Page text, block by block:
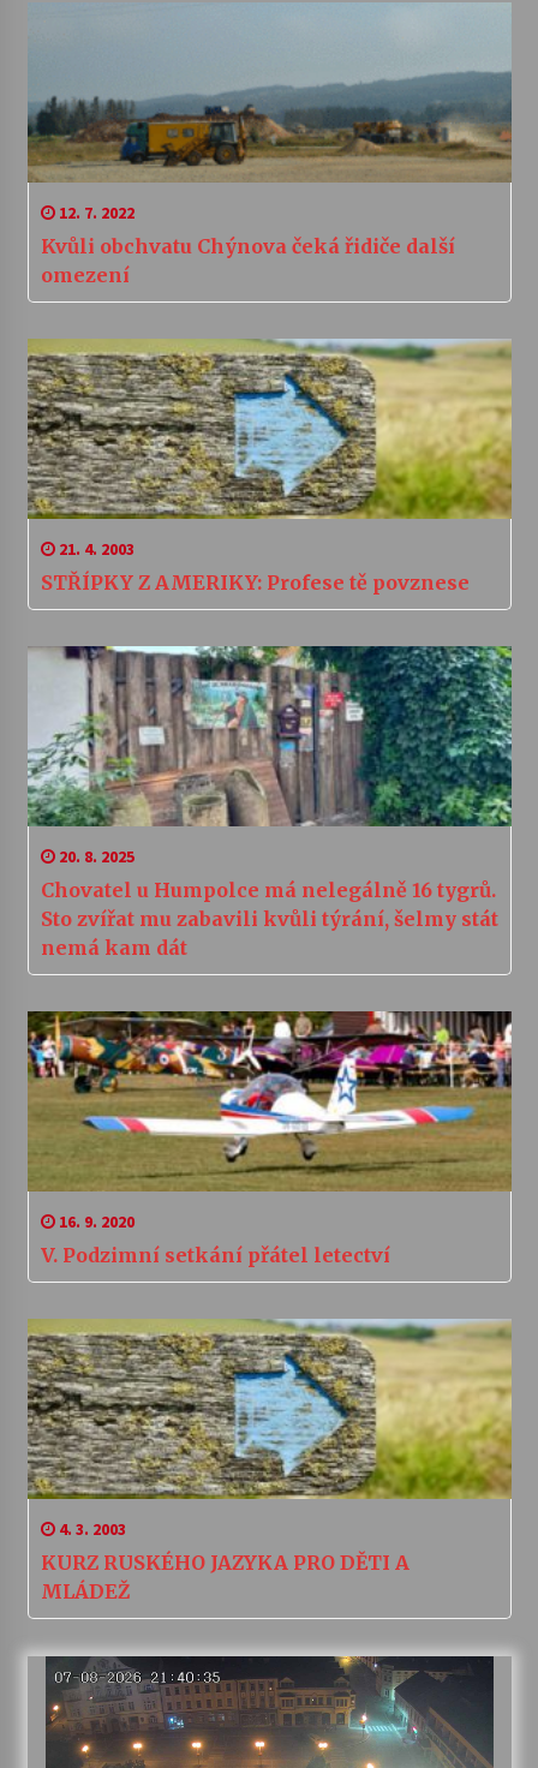
12. 7. 2022
Kvůli obchvatu Chýnova čeká řidiče další
omezení
21. 4. 2003
STŘÍPKY Z AMERIKY: Profese tě povznese
20. 8. 2025
Chovatel u Humpolce má nelegálně 16 tygrů.
Sto zvířat mu zabavili kvůli týrání, šelmy stát
nemá kam dát
16. 9. 2020
V. Podzimní setkání přátel letectví
4. 3. 2003
KURZ RUSKÉHO JAZYKA PRO DĚTI A
MLÁDEŽ